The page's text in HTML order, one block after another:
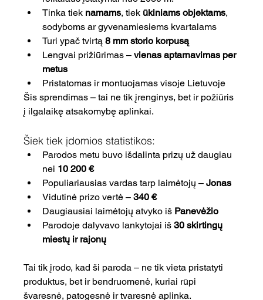
Tinka tiek namams, tiek ūkiniams objektams,
sodyboms ar gyvenamiesiems kvartalams
Turi ypač tvirtą 8 mm storio korpusą
Lengvai prižiūrimas – vienas aptarnavimas per
metus
Pristatomas ir montuojamas visoje Lietuvoje
Šis sprendimas – tai ne tik įrenginys, bet ir požiūris
į ilgalaikę atsakomybę aplinkai.
Šiek tiek įdomios statistikos:
Parodos metu buvo išdalinta prizų už daugiau
nei 10 200 €
Populiariausias vardas tarp laimėtojų – Jonas
Vidutinė prizo vertė – 340 €
Daugiausiai laimėtojų atvyko iš Panevėžio
Parodoje dalyvavo lankytojai iš 30 skirtingų
miestų ir rajonų
Tai tik įrodo, kad ši paroda – ne tik vieta pristatyti
produktus, bet ir bendruomenė, kuriai rūpi
švaresnė, patogesnė ir tvaresnė aplinka.